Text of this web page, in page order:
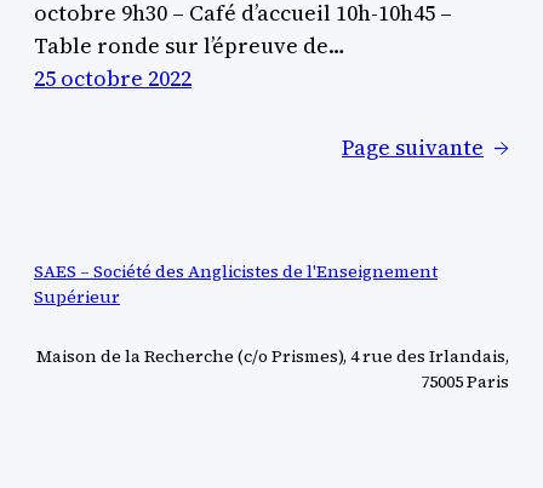
octobre 9h30 – Café d’accueil 10h-10h45 –
Table ronde sur l’épreuve de…
25 octobre 2022
Page suivante →
SAES – Société des Anglicistes de l'Enseignement
Supérieur
Maison de la Recherche (c/o Prismes), 4 rue des Irlandais,
75005 Paris